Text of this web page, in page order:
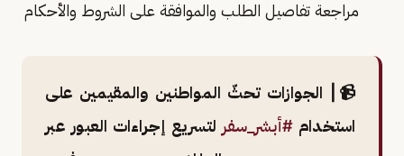
مراجعة تفاصيل الطلب والموافقة على الشروط والأحكام
📹| الجوازات تحثّ المواطنين والمقيمين على
استخدام#أبشر_سفر لتسريع إجراءات العبور عبر